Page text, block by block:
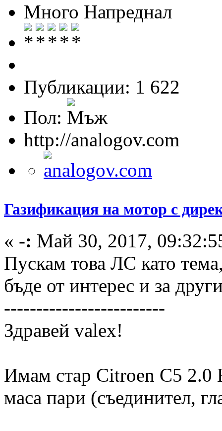
Много Напреднал
Публикации: 1 622
Пол:
http://analogov.com
Газификация на мотор с
« -: Май 30, 2017,
Пускам това ЛС като
бъде от интерес и за
-------------------------
Здравей valex!
Имам стар Citroen C5 2.0
маса пари (съединител,